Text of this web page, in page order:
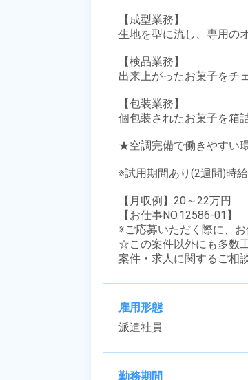
【成型業務】
生地を型に流し、専用の
【検品業務】
出来上がったお菓子をチ
【包装業務】
個包装されたお菓子を箱
★空調完備で働きやすい
※試用期間あり(2週間)時
【月収例】20～22万円
【お仕事NO.12586-01】
※ご応募いただく際に、お
☆この案件以外にも多数
案件・求人に関するご相
雇用形態
派遣社員
勤務期間